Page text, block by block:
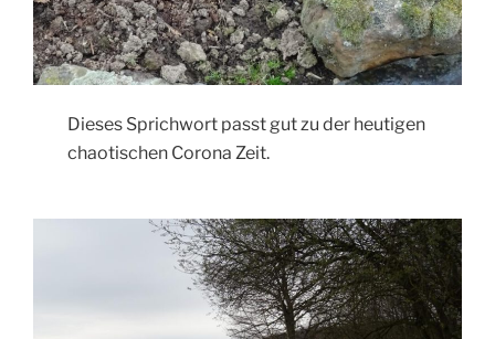
Dieses Sprichwort passt gut zu der heutigen
chaotischen Corona Zeit.